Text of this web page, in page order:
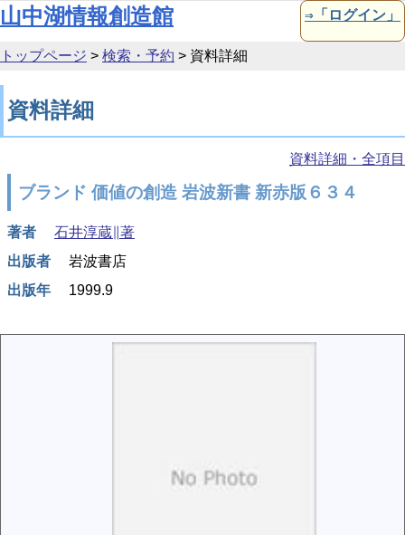
本文へ移動
山中湖情報創造館 ⇒「ログイン」
トップページ > 検索・予約 > 資料詳細
資料詳細
資料詳細・全項目
ブランド 価値の創造 岩波新書 新赤版６３４
著者
石井淳蔵∥著
出版者
岩波書店
出版年
1999.9